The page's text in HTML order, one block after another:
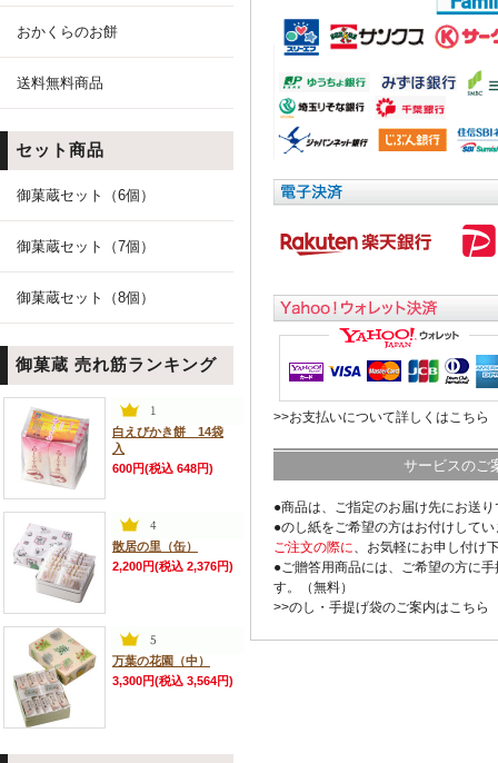
おかくらのお餅
送料無料商品
セット商品
御菓蔵セット（6個）
御菓蔵セット（7個）
御菓蔵セット（8個）
御菓蔵 売れ筋ランキング
白えびかき餅 14袋
入
600円(税込 648円)
散居の里（缶）
2,200円(税込 2,376円)
万葉の花園（中）
3,300円(税込 3,564円)
>>お支払いについて詳しくはこちら
サービスのご
●商品は、ご指定のお届け先にお送
●のし紙をご希望の方はお付けして
ご注文の際に、お気軽にお申し付け
●ご贈答用商品には、ご希望の方に
す。（無料）
>>のし・手提げ袋のご案内はこちら